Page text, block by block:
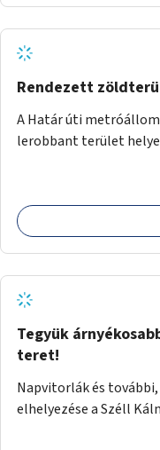
Rendezett
A Határ úti
lerobbant terület
Tegyük
teret!
Napvitorlák és
elhelyezése a Széll